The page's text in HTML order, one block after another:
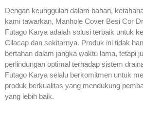
Dengan keunggulan dalam bahan,
kami tawarkan, Manhole Cover Besi Cor
Futago Karya adalah solusi terbaik untuk
Cilacap dan sekitarnya. Produk ini tidak
bertahan dalam jangka waktu lama, tetapi
perlindungan optimal terhadap sistem
Futago Karya selalu berkomitmen untuk
produk berkualitas yang mendukung
yang lebih baik.